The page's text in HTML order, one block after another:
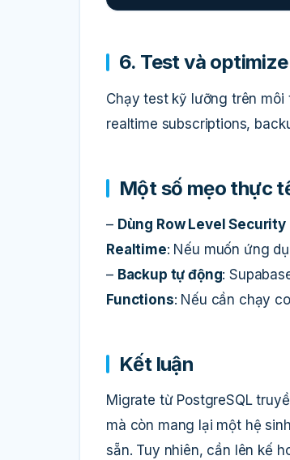
6. Test và optimize
Chạy test kỹ lưỡng trên
realtime subscriptions,
Một số mẹo thực
– Dùng Row Level Security
Realtime: Nếu muốn ứng
– Backup tự động:
Functions: Nếu cần chạy
Kết luận
Migrate từ PostgreSQL
mà còn mang lại một hệ
sẵn. Tuy nhiên, cần lên kế